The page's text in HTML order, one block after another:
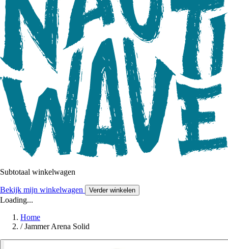
Subtotaal winkelwagen
Bekijk mijn winkelwagen Verder winkelen
Loading...
Home
/ Jammer Arena Solid